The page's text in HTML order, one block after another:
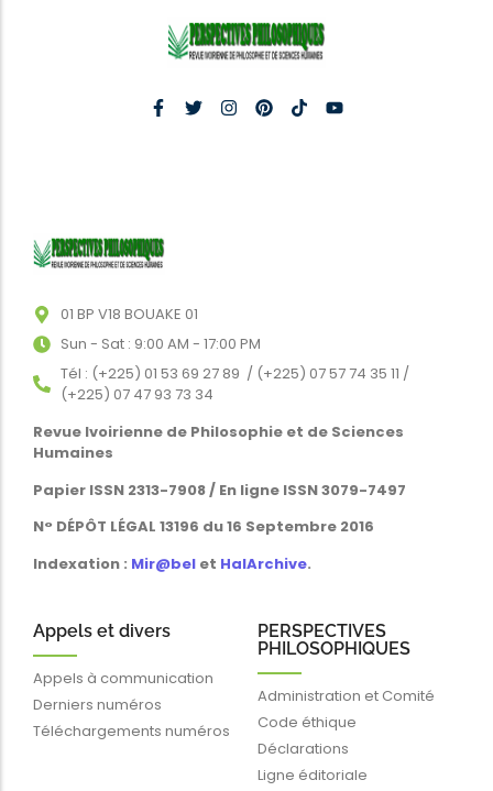
01 BP V18 BOUAKE 01
Sun - Sat : 9:00 AM - 17:00 PM
Tél : (+225) 01 53 69 27 89 / (+225) 07 57 74 35 11 /
(+225) 07 47 93 73 34
Revue Ivoirienne de Philosophie et de Sciences
Humaines
Papier ISSN 2313-7908 / En ligne ISSN 3079-7497
N° DÉPÔT LÉGAL 13196 du 16 Septembre 2016
Indexation : Mir@bel et HalArchive.
Appels et divers
Appels à communication
Derniers numéros
Téléchargements numéros
PERSPECTIVES
PHILOSOPHIQUES
Administration et Comité
Code éthique
Déclarations
Ligne éditoriale